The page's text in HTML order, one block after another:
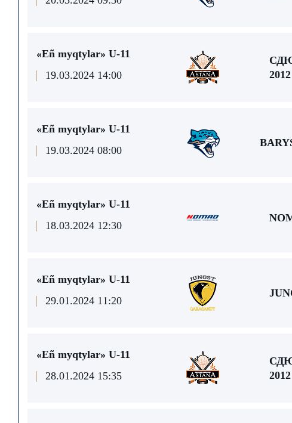
«Eñ myqtylar» U-11
19.03.2024 14:00
2012
«Eñ myqtylar» U-11
19.03.2024 08:00
«Eñ myqtylar» U-11
18.03.2024 12:30
«Eñ myqtylar» U-11
29.01.2024 11:20
«Eñ myqtylar» U-11
28.01.2024 15:35
2012